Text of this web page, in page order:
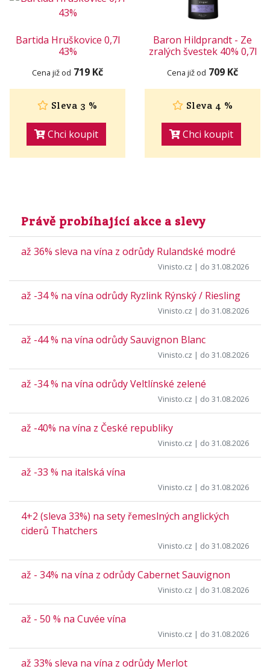
Bartida Hruškovice 0,7l
43%
Cena již od 719 Kč
Sleva 3 %
Chci koupit
Baron Hildprandt - Ze
zralých švestek 40% 0,7l
Cena již od 709 Kč
Sleva 4 %
Chci koupit
Právě probíhající akce a slevy
až 36% sleva na vína z odrůdy Rulandské modré
Vinisto.cz | do 31.08.2026
až -34 % na vína odrůdy Ryzlink Rýnský / Riesling
Vinisto.cz | do 31.08.2026
až -44 % na vína odrůdy Sauvignon Blanc
Vinisto.cz | do 31.08.2026
až -34 % na vína odrůdy Veltlínské zelené
Vinisto.cz | do 31.08.2026
až -40% na vína z České republiky
Vinisto.cz | do 31.08.2026
až -33 % na italská vína
Vinisto.cz | do 31.08.2026
4+2 (sleva 33%) na sety řemeslných anglických
ciderů Thatchers
Vinisto.cz | do 31.08.2026
až - 34% na vína z odrůdy Cabernet Sauvignon
Vinisto.cz | do 31.08.2026
až - 50 % na Cuvée vína
Vinisto.cz | do 31.08.2026
až 33% sleva na vína z odrůdy Merlot